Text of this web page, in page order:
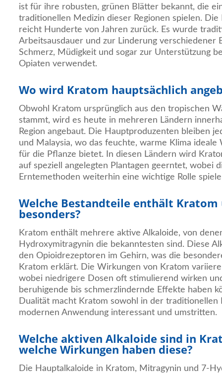
ist für ihre robusten, grünen Blätter bekannt, die
traditionellen Medizin dieser Regionen spielen.
reicht Hunderte von Jahren zurück. Es wurde
Arbeitsausdauer und zur Linderung verschiedener
Schmerz, Müdigkeit und sogar zur Unterstützung
Opiaten verwendet.
Wo wird Kratom hauptsächlich
Obwohl Kratom ursprünglich aus den tropischen
stammt, wird es heute in mehreren Ländern
Region angebaut. Die Hauptproduzenten bleiben
und Malaysia, wo das feuchte, warme Klima ideale
für die Pflanze bietet. In diesen Ländern wird
auf speziell angelegten Plantagen geerntet, wobei
Erntemethoden weiterhin eine wichtige Rolle
Welche Bestandteile enthält
besonders?
Kratom enthält mehrere aktive Alkaloide, von
Hydroxymitragynin die bekanntesten sind. Diese
den Opioidrezeptoren im Gehirn, was die
Kratom erklärt. Die Wirkungen von Kratom
wobei niedrigere Dosen oft stimulierend wirken
beruhigende bis schmerzlindernde Effekte haben
Dualität macht Kratom sowohl in der traditionellen
modernen Anwendung interessant und umstritten.
Welche aktiven Alkaloide sind in
welche Wirkungen haben diese?
Die Hauptalkaloide in Kratom, Mitragynin und 7-